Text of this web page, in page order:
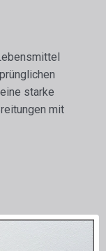
starke
mit